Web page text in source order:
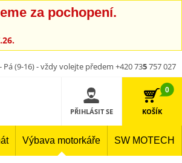
za pochopení.
(9-16) - vždy volejte předem +420 735757 027
PŘIHLÁSIT SE
0
KOŠÍK
Výbava motorkáře SW MOTECH